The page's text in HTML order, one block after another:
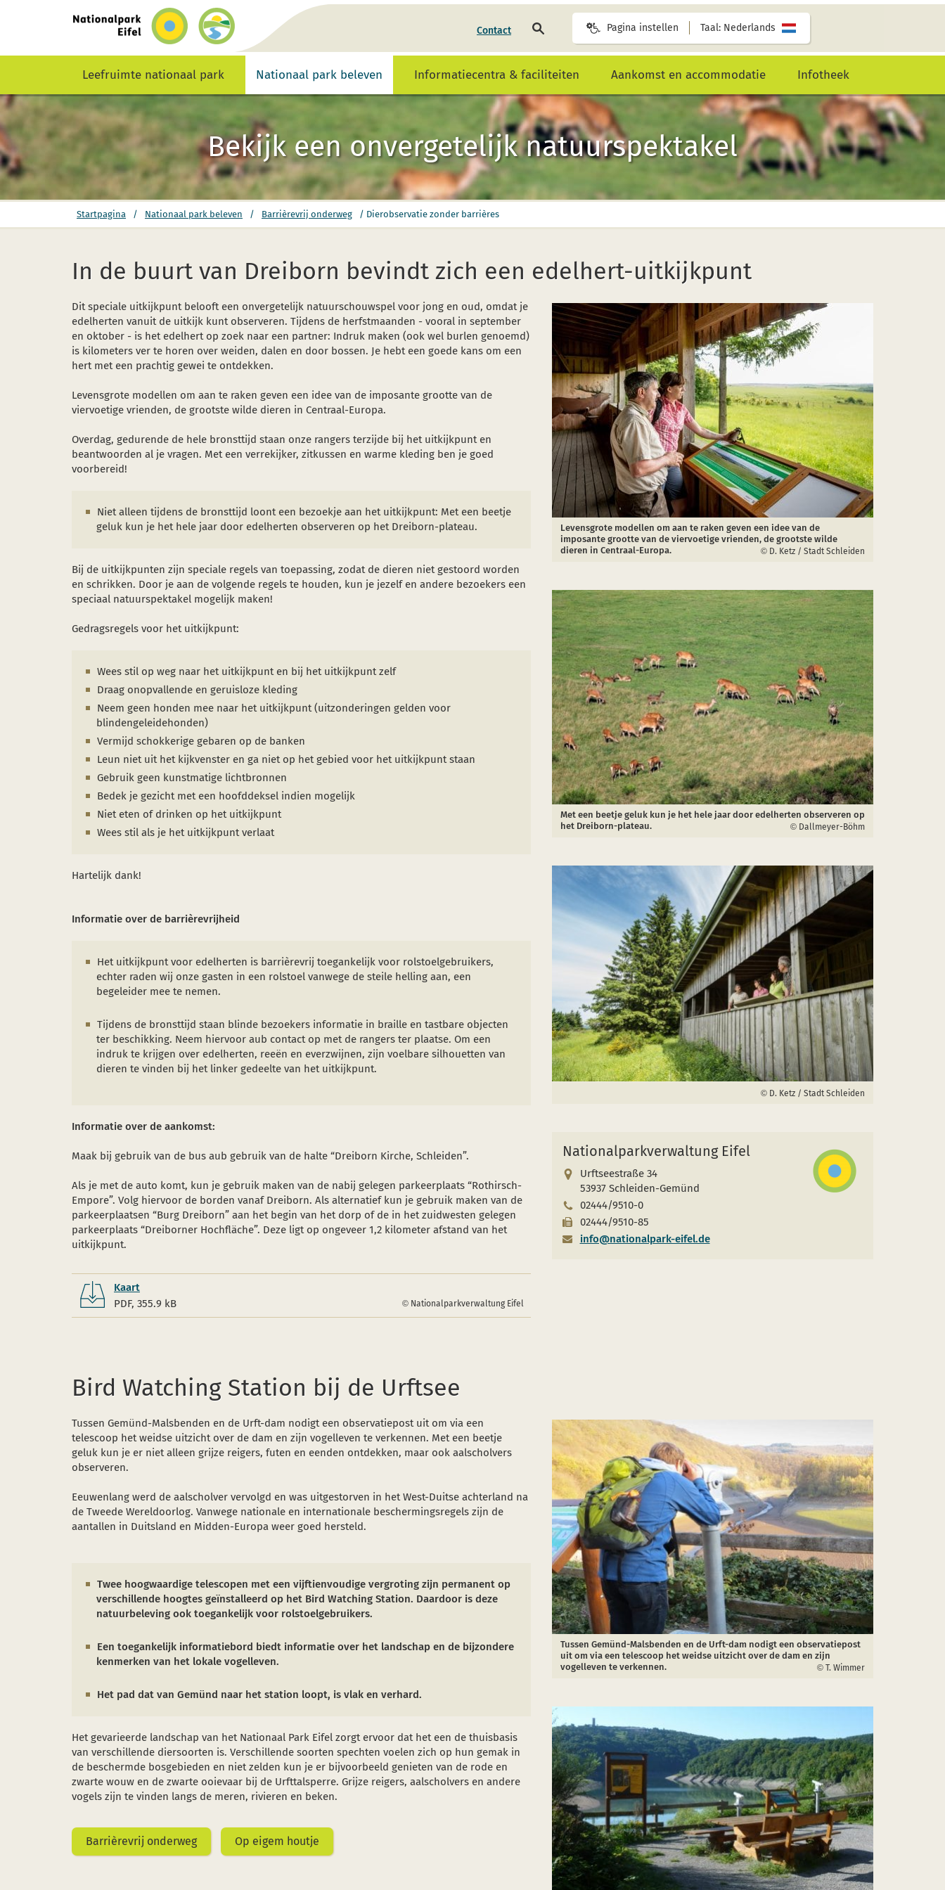
startpagina
Contact
zoeken
Pagina instellen Taal: Nederlands
Leefruimte nationaal park Nationaal park beleven Informatiecentra & faciliteiten Aankomst en accommodatie Infotheek
Bekijk een onvergetelijk natuurspektakel
hier:
Startpagina / Nationaal park beleven / Barrièrevrij onderweg / Dierobservatie zonder barrières
In de buurt van Dreiborn bevindt zich een edelhert-uitkijkpunt
Dit speciale uitkijkpunt belooft een onvergetelijk natuurschouwspel voor jong en oud, omdat je
edelherten vanuit de uitkijk kunt observeren. Tijdens de herfstmaanden - vooral in september
en oktober - is het edelhert op zoek naar een partner: Indruk maken (ook wel burlen genoemd)
is kilometers ver te horen over weiden, dalen en door bossen. Je hebt een goede kans om een
hert met een prachtig gewei te ontdekken.
Levensgrote modellen om aan te raken geven een idee van de imposante grootte van de
viervoetige vrienden, de grootste wilde dieren in Centraal-Europa.
Overdag, gedurende de hele bronsttijd staan onze rangers terzijde bij het uitkijkpunt en
beantwoorden al je vragen. Met een verrekijker, zitkussen en warme kleding ben je goed
voorbereid!
Niet alleen tijdens de bronsttijd loont een bezoekje aan het uitkijkpunt: Met een beetje
geluk kun je het hele jaar door edelherten observeren op het Dreiborn-plateau.
Bij de uitkijkpunten zijn speciale regels van toepassing, zodat de dieren niet gestoord worden
en schrikken. Door je aan de volgende regels te houden, kun je jezelf en andere bezoekers een
speciaal natuurspektakel mogelijk maken!
Gedragsregels voor het uitkijkpunt:
Wees stil op weg naar het uitkijkpunt en bij het uitkijkpunt zelf
Draag onopvallende en geruisloze kleding
Neem geen honden mee naar het uitkijkpunt (uitzonderingen gelden voor
blindengeleidehonden)
Vermijd schokkerige gebaren op de banken
Leun niet uit het kijkvenster en ga niet op het gebied voor het uitkijkpunt staan
Gebruik geen kunstmatige lichtbronnen
Bedek je gezicht met een hoofddeksel indien mogelijk
Niet eten of drinken op het uitkijkpunt
Wees stil als je het uitkijkpunt verlaat
Hartelijk dank!
Informatie over de barrièrevrijheid
Het uitkijkpunt voor edelherten is barrièrevrij toegankelijk voor rolstoelgebruikers,
echter raden wij onze gasten in een rolstoel vanwege de steile helling aan, een
begeleider mee te nemen.
Tijdens de bronsttijd staan blinde bezoekers informatie in braille en tastbare objecten
ter beschikking. Neem hiervoor aub contact op met de rangers ter plaatse. Om een
indruk te krijgen over edelherten, reeën en everzwijnen, zijn voelbare silhouetten van
dieren te vinden bij het linker gedeelte van het uitkijkpunt.
Informatie over de aankomst:
Maak bij gebruik van de bus aub gebruik van de halte “Dreiborn Kirche, Schleiden”.
Als je met de auto komt, kun je gebruik maken van de nabij gelegen parkeerplaats “Rothirsch-
Empore”. Volg hiervoor de borden vanaf Dreiborn. Als alternatief kun je gebruik maken van de
parkeerplaatsen “Burg Dreiborn” aan het begin van het dorp of de in het zuidwesten gelegen
parkeerplaats “Dreiborner Hochfläche”. Deze ligt op ongeveer 1,2 kilometer afstand van het
uitkijkpunt.
Kaart
PDF, 355.9 kB
Nationalparkverwaltung Eifel
Levensgrote modellen om aan te raken geven een idee van de
imposante grootte van de viervoetige vrienden, de grootste wilde
dieren in Centraal-Europa.
D. Ketz / Stadt Schleiden
Met een beetje geluk kun je het hele jaar door edelherten observeren op
het Dreiborn-plateau.
Dallmeyer-Böhm
D. Ketz / Stadt Schleiden
Nationalparkverwaltung Eifel
Urftseestraße 34
53937 Schleiden-Gemünd
02444/9510-0
02444/9510-85
info@nationalpark-eifel.de
Bird Watching Station bij de Urftsee
Tussen Gemünd-Malsbenden en de Urft-dam nodigt een observatiepost uit om via een
telescoop het weidse uitzicht over de dam en zijn vogelleven te verkennen. Met een beetje
geluk kun je er niet alleen grijze reigers, futen en eenden ontdekken, maar ook aalscholvers
observeren.
Eeuwenlang werd de aalscholver vervolgd en was uitgestorven in het West-Duitse achterland na
de Tweede Wereldoorlog. Vanwege nationale en internationale beschermingsregels zijn de
aantallen in Duitsland en Midden-Europa weer goed hersteld.
Twee hoogwaardige telescopen met een vijftienvoudige vergroting zijn permanent op
verschillende hoogtes geïnstalleerd op het Bird Watching Station. Daardoor is deze
natuurbeleving ook toegankelijk voor rolstoelgebruikers.
Een toegankelijk informatiebord biedt informatie over het landschap en de bijzondere
kenmerken van het lokale vogelleven.
Het pad dat van Gemünd naar het station loopt, is vlak en verhard.
Het gevarieerde landschap van het Nationaal Park Eifel zorgt ervoor dat het een de thuisbasis
van verschillende diersoorten is. Verschillende soorten spechten voelen zich op hun gemak in
de beschermde bosgebieden en niet zelden kun je er bijvoorbeeld genieten van de rode en
zwarte wouw en de zwarte ooievaar bij de Urfttalsperre. Grijze reigers, aalscholvers en andere
vogels zijn te vinden langs de meren, rivieren en beken.
Barrièrevrij onderweg Op eigem houtje
Tussen Gemünd-Malsbenden en de Urft-dam nodigt een observatiepost
uit om via een telescoop het weidse uitzicht over de dam en zijn
vogelleven te verkennen.
T. Wimmer